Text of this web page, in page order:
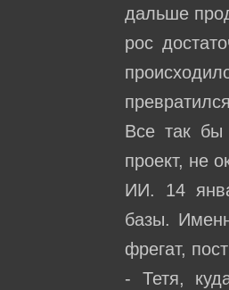
дальше
рос
Все так бы
проект, не
ИИ. 14
базы.
фрегат,
- Тетя,